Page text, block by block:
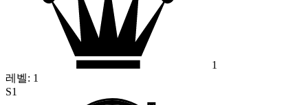
1
레벨: 1
S1